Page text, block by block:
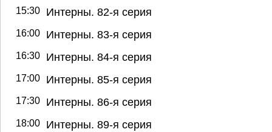
15:30 Интерны. 82-я серия
16:00 Интерны. 83-я серия
16:30 Интерны. 84-я серия
17:00 Интерны. 85-я серия
17:30 Интерны. 86-я серия
18:00 Интерны. 89-я серия